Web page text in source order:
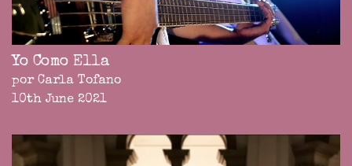
Yo Como Ella
por Carla Tofano
10th June 2021